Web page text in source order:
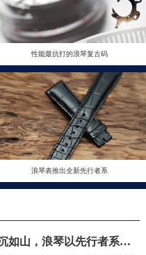
性能最抗打的浪琴复古码
浪琴表推出全新先行者系
广阔如海，深沉如山，浪琴以先行者系列先锋时计致献父爱